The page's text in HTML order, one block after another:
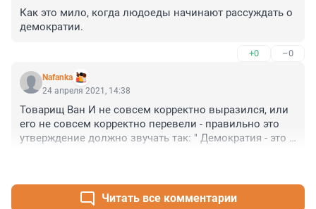
Как это мило, когда людоеды начинают рассуждать о
демократии.
+0 –0
Nafanka
24 апреля 2021, 14:38
Товарищ Ван И не совсем корректно выразился, или
его не совсем корректно перевели - правильно это
утверждение должно звучать так: " Демократия - это
Читать все комментарии